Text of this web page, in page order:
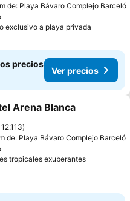
de: Playa Bávaro Complejo Barceló
exclusivo a playa privada
precios
Ver precios
a favoritos
Arena Blanca
12.113
de: Playa Bávaro Complejo Barceló
tropicales exuberantes